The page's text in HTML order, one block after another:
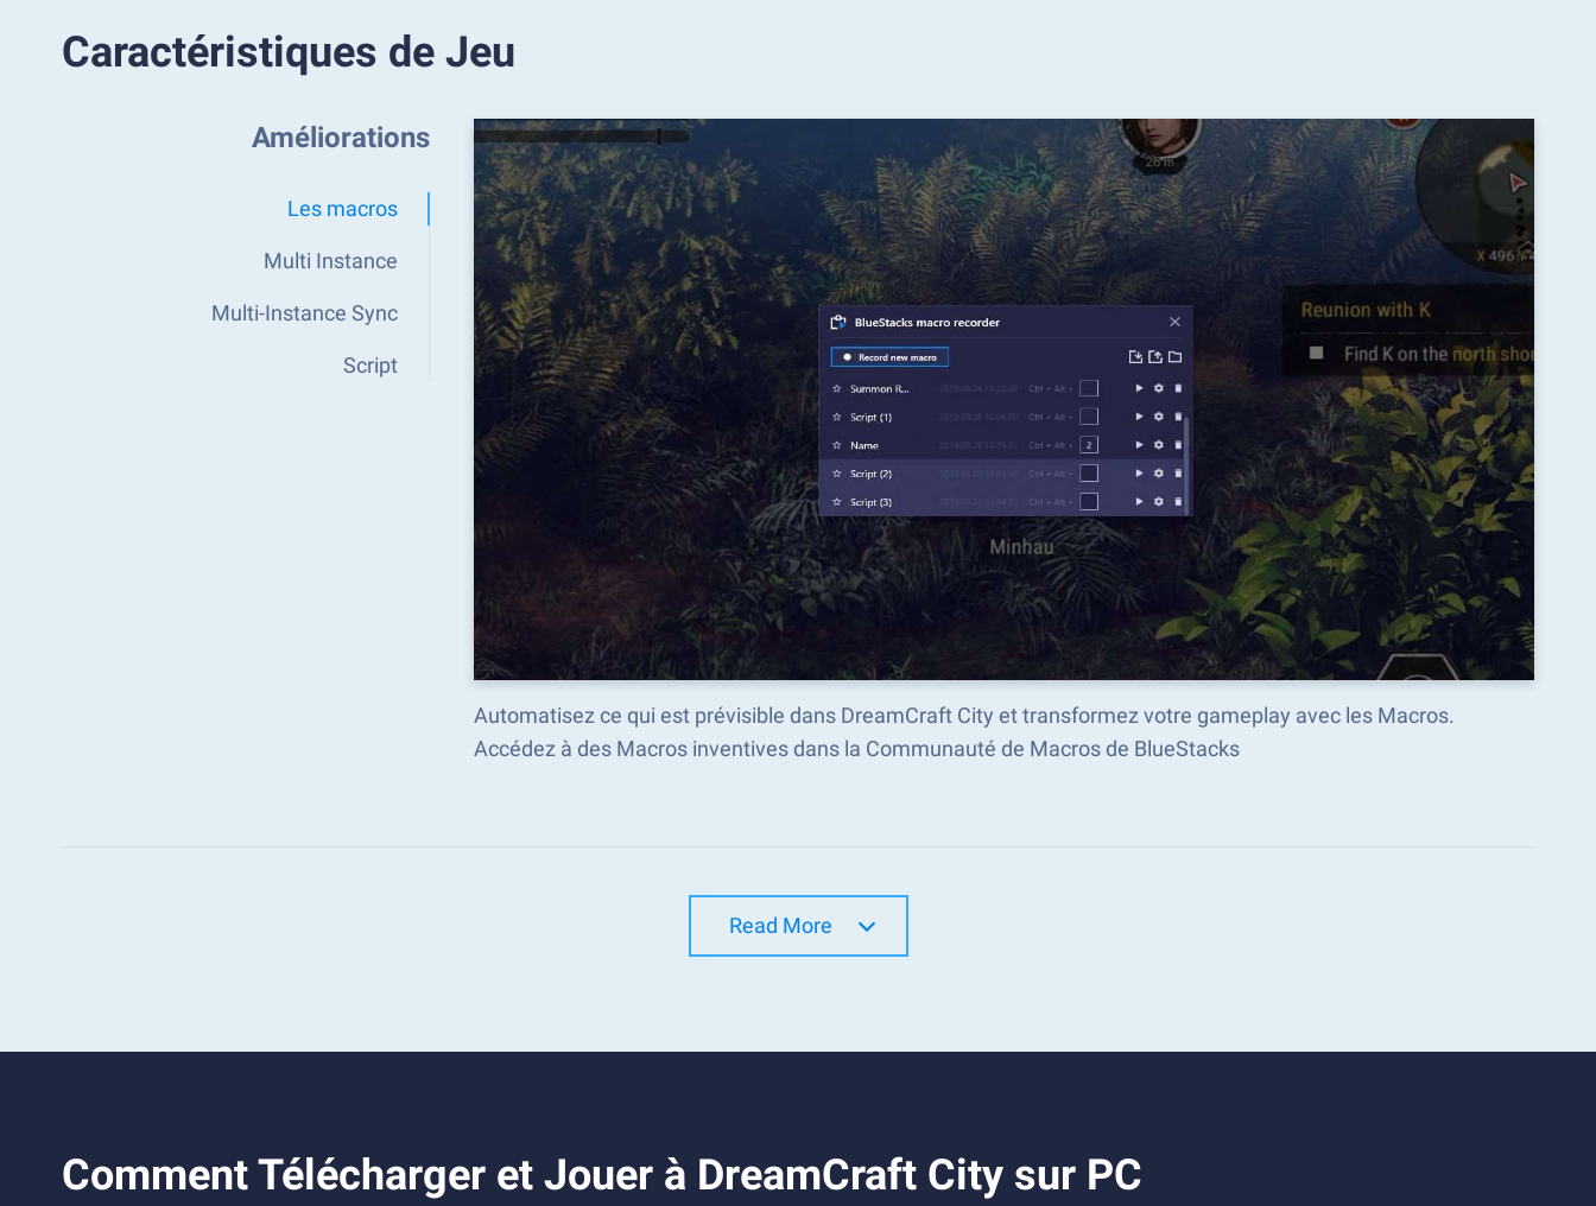
Caractéristiques de Jeu
Améliorations
Les macros
Multi Instance
Multi-Instance Sync
Script
Automatisez ce qui est prévisible dans DreamCraft City et transformez votre gameplay avec les Macros.
Accédez à des Macros inventives dans la Communauté de Macros de BlueStacks
Read More
Comment Télécharger et Jouer à DreamCraft City sur PC